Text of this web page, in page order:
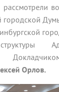
рассмотрели
городской
Орлов.